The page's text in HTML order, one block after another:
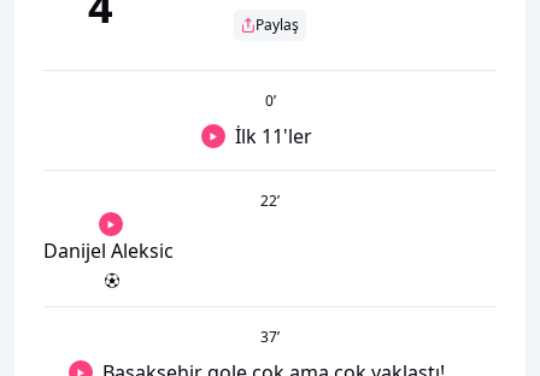
Paylaş
0’
İlk 11'ler
22’
Danijel Aleksic
37’